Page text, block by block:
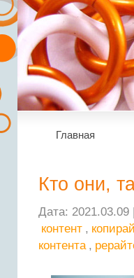
Главная
Кто они,
Дата: 2021.03.09
контент ,
контента ,